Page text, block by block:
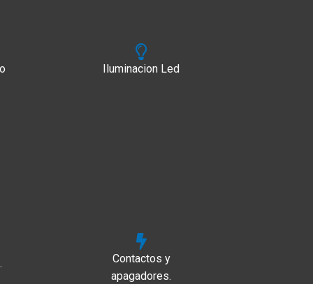
Iluminacion Led
Contactos y
apagadores.